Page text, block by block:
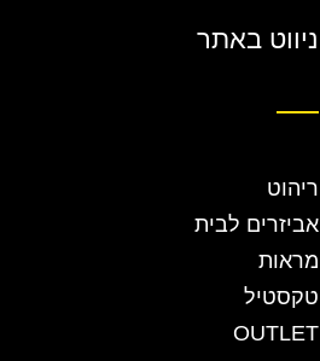
ניווט באתר
ריהוט
אביזרים לבית
מראות
טקסטיל
OUTLET